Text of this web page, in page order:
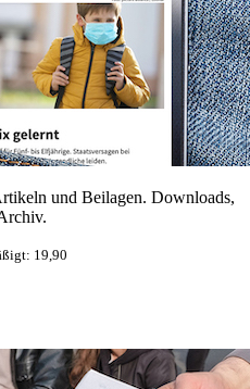
und Beilagen. Downloads,
19,90